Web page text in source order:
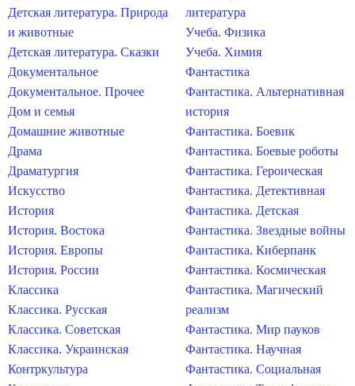
Детская литература. Природа
и животные
Детская литература. Сказки
Документальное
Документальное. Прочее
Дом и семья
Домашние животные
Драма
Драматургия
Искусство
История
История. Востока
История. Европы
История. России
Классика
Классика. Русская
Классика. Советская
Классика. Украинская
Контркультура
литература
Учеба. Физика
Учеба. Химия
Фантастика
Фантастика. Альтернативная
история
Фантастика. Боевик
Фантастика. Боевые роботы
Фантастика. Героическая
Фантастика. Детективная
Фантастика. Детская
Фантастика. Звездные войны
Фантастика. Киберпанк
Фантастика. Космическая
Фантастика. Магический
реализм
Фантастика. Мир пауков
Фантастика. Научная
Фантастика. Социальная